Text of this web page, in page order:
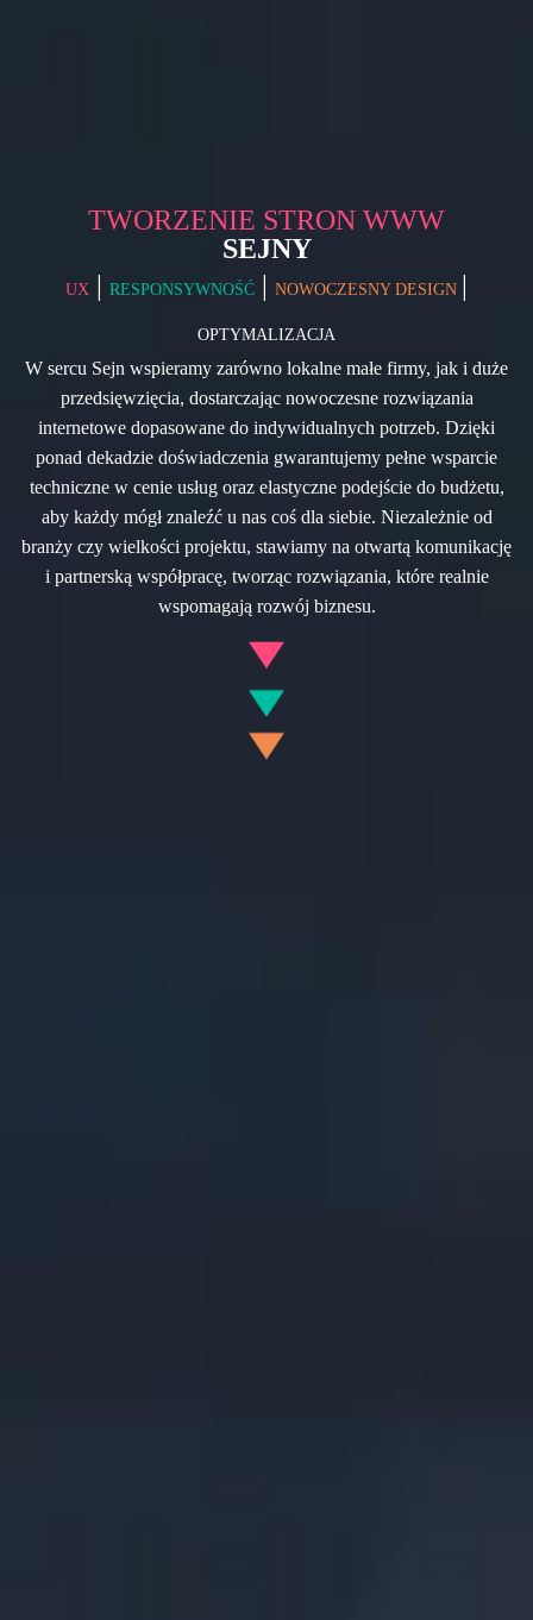
TWORZENIE STRON WWW
SEJNY
UX | RESPONSYWNOŚĆ | NOWOCZESNY DESIGN |
OPTYMALIZACJA
W sercu Sejn wspieramy zarówno lokalne małe firmy, jak i duże
przedsięwzięcia, dostarczając nowoczesne rozwiązania
internetowe dopasowane do indywidualnych potrzeb. Dzięki
ponad dekadzie doświadczenia gwarantujemy pełne wsparcie
techniczne w cenie usług oraz elastyczne podejście do budżetu,
aby każdy mógł znaleźć u nas coś dla siebie. Niezależnie od
branży czy wielkości projektu, stawiamy na otwartą komunikację
i partnerską współpracę, tworząc rozwiązania, które realnie
wspomagają rozwój biznesu.